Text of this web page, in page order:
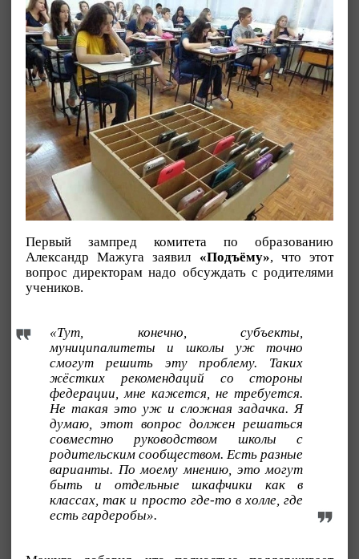
Первый зампред комитета по образованию
Александр Мажуга заявил «Подъёму», что этот
вопрос директорам надо обсуждать с родителями
учеников.
«Тут, конечно, субъекты,
муниципалитеты и школы уж точно
смогут решить эту проблему. Таких
жёстких рекомендаций со стороны
федерации, мне кажется, не требуется.
Не такая это уж и сложная задачка. Я
думаю, этот вопрос должен решаться
совместно руководством школы с
родительским сообществом. Есть разные
варианты. По моему мнению, это могут
быть и отдельные шкафчики как в
классах, так и просто где-то в холле, где
есть гардеробы».